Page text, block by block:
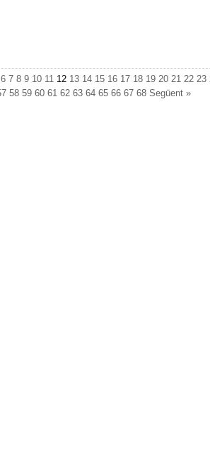
6 7 8 9 10 1112 13 14 15 16 17 18 19 20 21 22 23
58 59 60 61 62 63 64 65 66 67 68 Següent »